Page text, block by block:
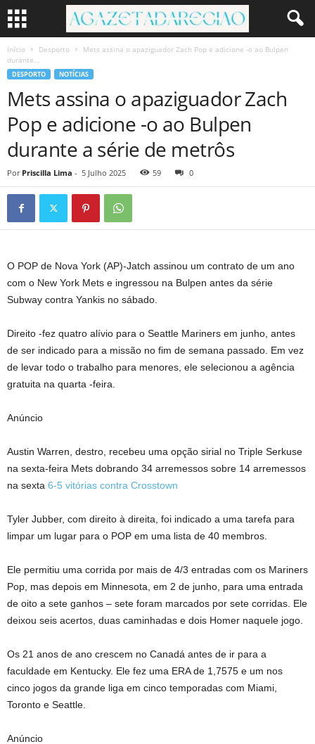
Início Desporto
Mets assina o apaziguador Zach Pop e adicione -o ao Bulpen
durante...
DESPORTO NOTÍCIAS
Mets assina o apaziguador Zach
Pop e adicione -o ao Bulpen
durante a série de metrôs
Por Priscilla Lima - 5 Julho 2025 59 0
O POP de Nova York (AP)-Jatch assinou um contrato de um ano
com o New York Mets e ingressou na Bulpen antes da série
Subway contra Yankis no sábado.
Direito -fez quatro alívio para o Seattle Mariners em junho, antes
de ser indicado para a missão no fim de semana passado. Em vez
de levar todo o trabalho para menores, ele selecionou a agência
gratuita na quarta -feira.
Anúncio
Austin Warren, destro, recebeu uma opção sirial no Triple Serkuse
na sexta-feira Mets dobrando 34 arremessos sobre 14 arremessos
na sexta 6-5 vitórias contra Crosstown
Tyler Jubber, com direito à direita, foi indicado a uma tarefa para
limpar um lugar para o POP em uma lista de 40 membros.
Ele permitiu uma corrida por mais de 4/3 entradas com os Mariners
Pop, mas depois em Minnesota, em 2 de junho, para uma entrada
de oito a sete ganhos – sete foram marcados por sete corridas. Ele
deixou seis acertos, duas caminhadas e dois Homer naquele jogo.
Os 21 anos de ano crescem no Canadá antes de ir para a
faculdade em Kentucky. Ele fez uma ERA de 1,7575 e um nos
cinco jogos da grande liga em cinco temporadas com Miami,
Toronto e Seattle.
Anúncio